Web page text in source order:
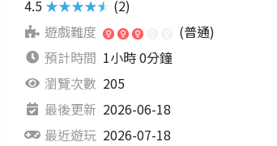
4.5 ★★★★★ (2)
遊戲難度
(普通)
預計時間 1小時 0分鐘
瀏覽次數 205
最後更新 2026-06-18
最近遊玩 2026-07-18